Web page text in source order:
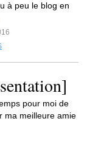
à peu le blog en
pour moi de
ma meilleure amie